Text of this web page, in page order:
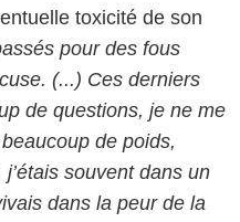
toxicité de son
pour des fous
(...) Ces derniers
de questions, je ne me
de poids,
souvent dans un
dans la peur de la